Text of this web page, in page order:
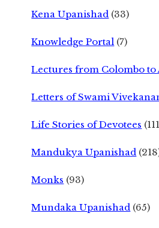
Kena Upanishad (33)
Knowledge Portal (7)
Lectures from Colombo to
Letters of Swami
Life Stories of Devotees
Mandukya Upanishad
Monks (93)
Mundaka Upanishad (65)